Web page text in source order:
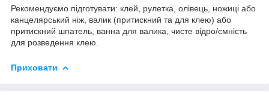
Рекомендуємо підготувати: клей, рулетка, олівець, ножиці або
канцелярський ніж, валик (притискний та для клею) або
притискний шпатель, ванна для валика, чисте відро/ємність
для розведення клею.
Приховати